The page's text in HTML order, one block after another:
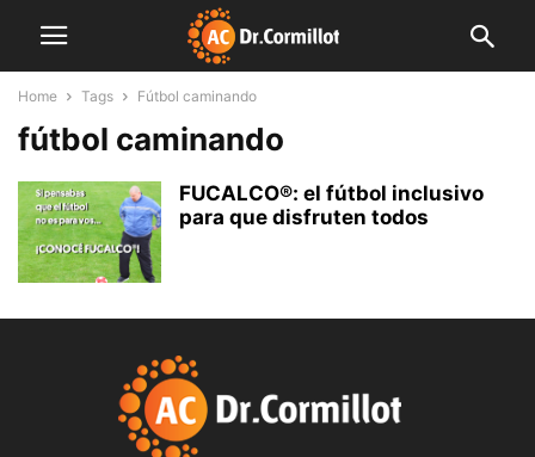
Home Tags Fútbol caminando
fútbol caminando
FUCALCO®: el fútbol inclusivo
para que disfruten todos